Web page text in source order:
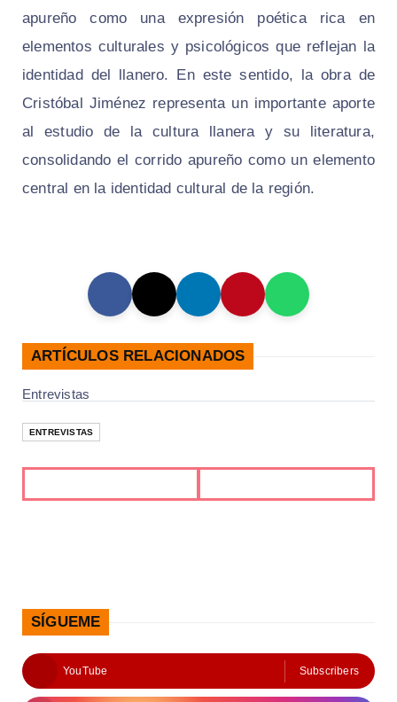
apureño como una expresión poética rica en
elementos culturales y psicológicos que reflejan la
identidad del llanero. En este sentido, la obra de
Cristóbal Jiménez representa un importante aporte
al estudio de la cultura llanera y su literatura,
consolidando el corrido apureño como un elemento
central en la identidad cultural de la región.
ARTÍCULOS RELACIONADOS
Entrevistas
ENTREVISTAS
SÍGUEME
YouTube Subscribers